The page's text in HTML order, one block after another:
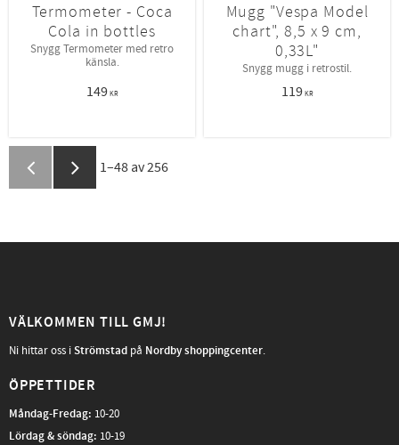
Termometer - Coca
Cola in bottles
Snygg Termometer med retro
känsla.
149KR
Mugg "Vespa Model
chart", 8,5 x 9 cm,
0,33L"
Snygg mugg i retrostil.
119KR
1–48 av256
VÄLKOMMEN TILL GMJ!
Ni hittar oss iStrömstad på Nordby shoppingcenter.
ÖPPETTIDER
Måndag-Fredag: 10-20
Lördag & söndag: 10-19